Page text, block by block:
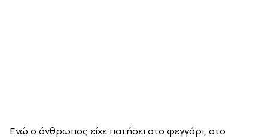
Ενώ ο άνθρωπος είχε πατήσει στο φεγγάρι, στο